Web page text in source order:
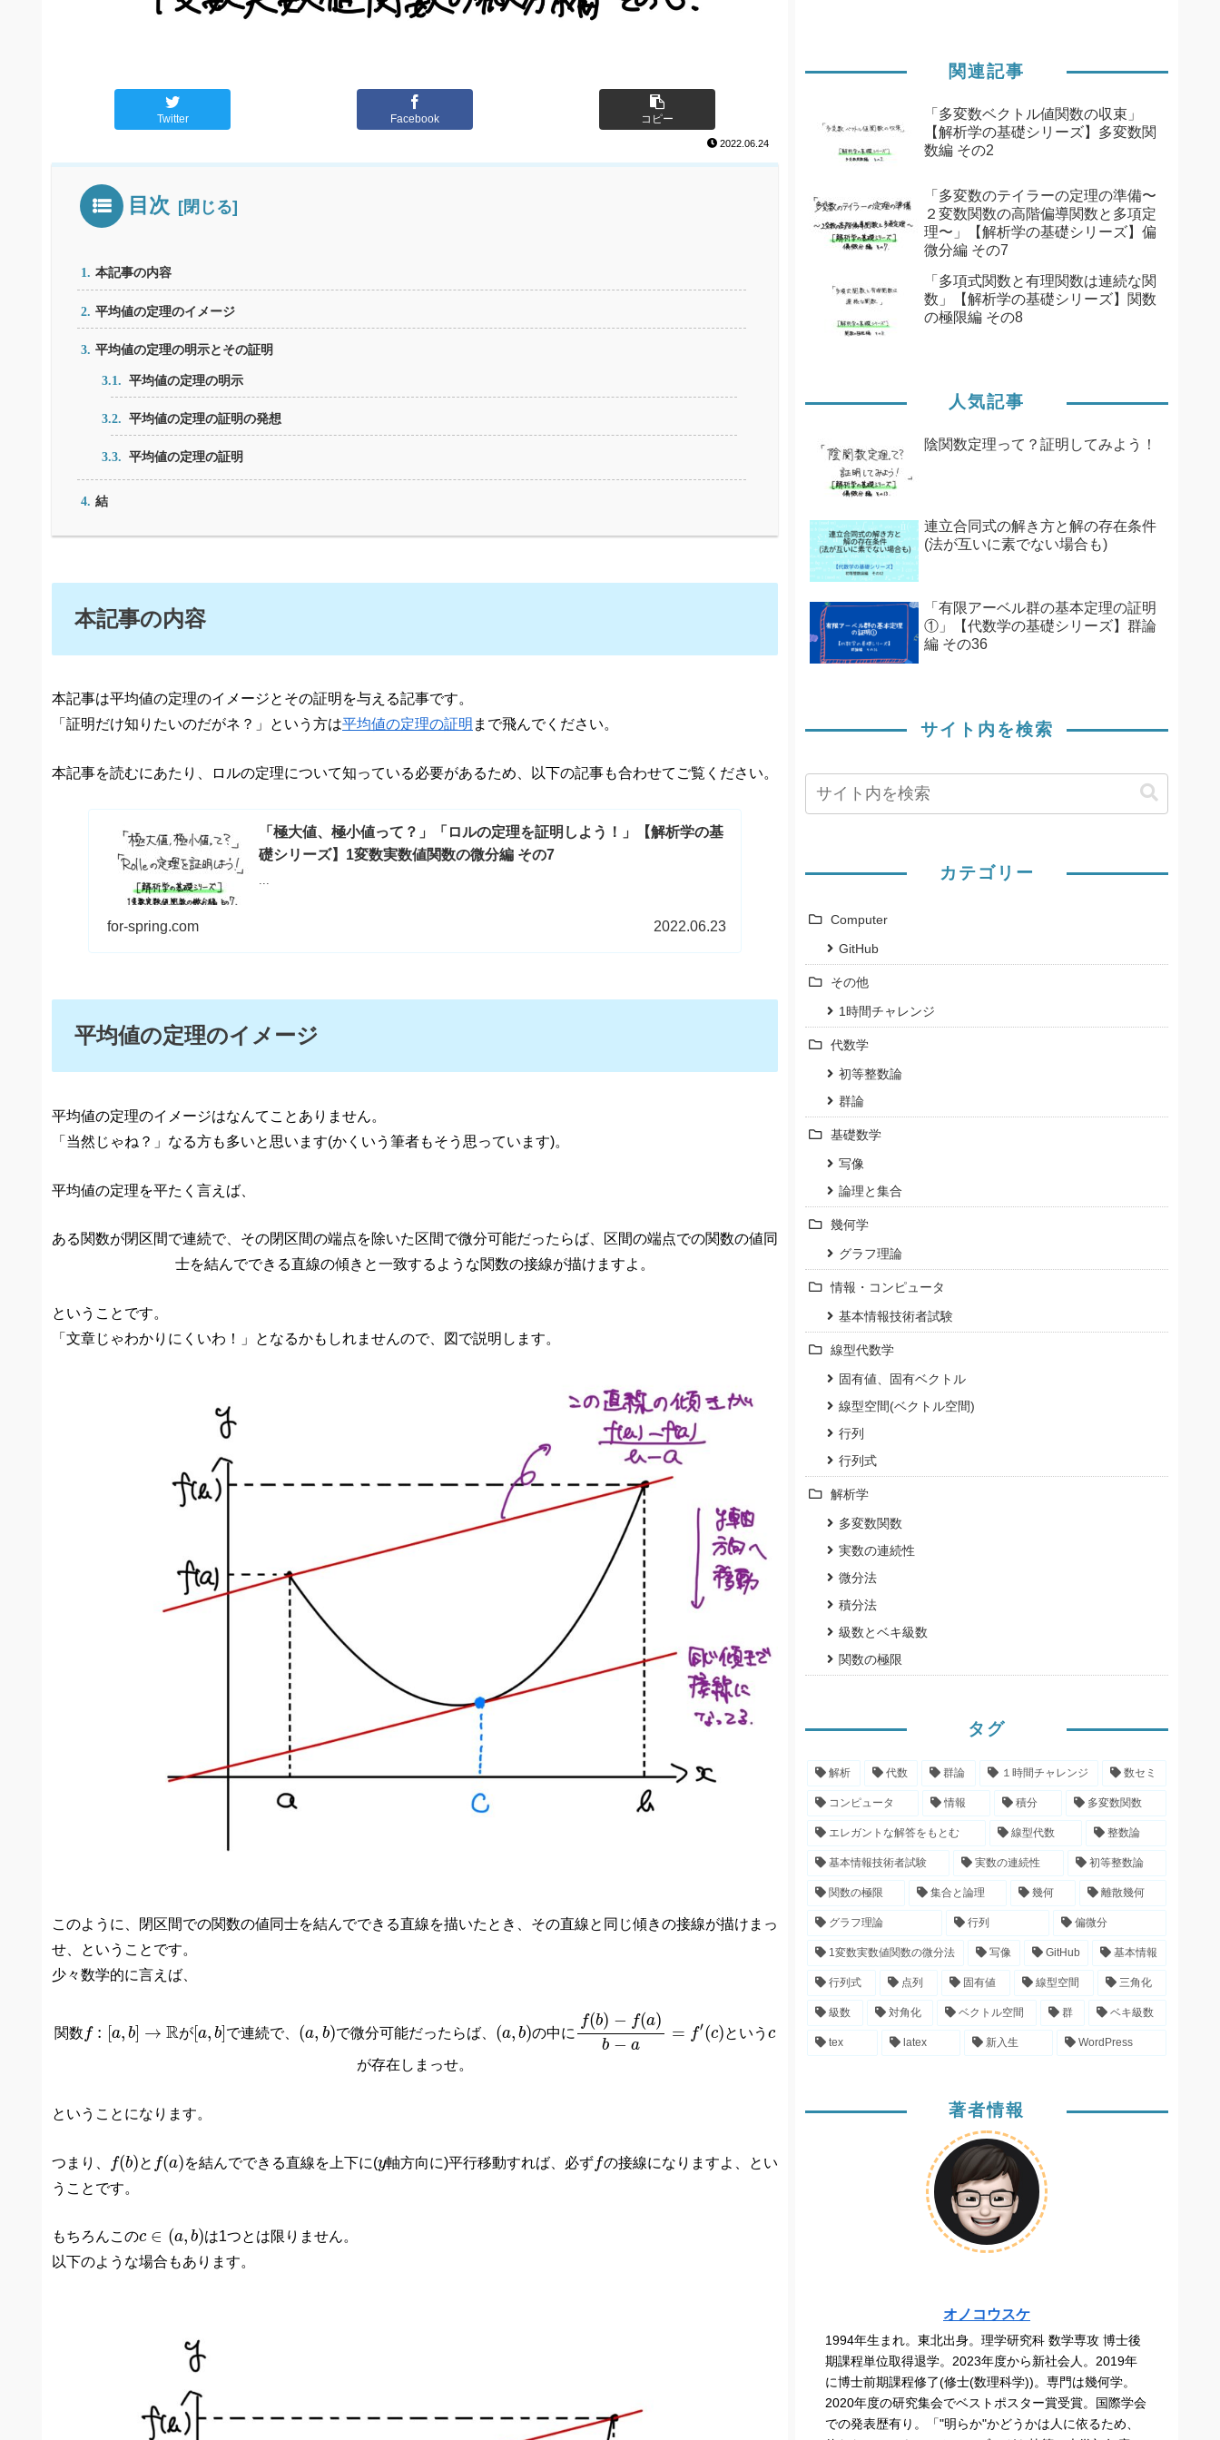
Twitter Facebook コピー
2022.06.24
目次
本記事の内容
平均値の定理のイメージ
平均値の定理の明示とその証明
平均値の定理の明示
平均値の定理の証明の発想
平均値の定理の証明
結
本記事の内容
本記事は平均値の定理のイメージとその証明を与える記事です。
「証明だけ知りたいのだがネ？」という方は平均値の定理の証明 まで飛んでください。
本記事を読むにあたり、ロルの定理について知っている必要があるため、以下の記事も合わせてご覧ください。
「極大値、極小値って？」「ロルの定理を証明しよう！」【解析学の基
礎シリーズ】1変数実数値関数の微分編 その7
...
for-spring.com 2022.06.23
平均値の定理のイメージ
平均値の定理のイメージはなんてことありません。
「当然じゃね？」なる方も多いと思います(かくいう筆者もそう思っています)。
平均値の定理を平たく言えば、
ある関数が閉区間で連続で、その閉区間の端点を除いた区間で微分可能だったらば、区間の端点での関数の値同
士を結んでできる直線の傾きと一致するような関数の接線が描けますよ。
ということです。
「文章じゃわかりにくいわ！」となるかもしれませんので、図で説明します。
このように、閉区間での関数の値同士を結んでできる直線を描いたとき、その直線と同じ傾きの接線が描けまっ
せ、ということです。
少々数学的に言えば、
関数 f : [a, b] → R
:[ ,b → が[a, b]
[ b]で連続で、 (a, b)
( b)で微分可能だったらば、 (a, b)
(a b)の中に
f(b) − f(a)
b − a
= f′(c)
b)− b a
というc
c
が存在しまっせ。
ということになります。
つまり、 f(b)
(b) と f(a)
(a ) を結んでできる直線を上下に(y
y軸方向に)平行移動すれば、必ずfの接線になりますよ、とい
うことです。
もちろんこのc ∈ (a, b)
a )
は1つとは限りません。
以下のような場合もあります。
関連記事
「多変数ベクトル値関数の収束」
【解析学の基礎シリーズ】多変数関
数編 その2
「多変数のテイラーの定理の準備〜
２変数関数の高階偏導関数と多項定
理〜」【解析学の基礎シリーズ】偏
微分編 その7
「多項式関数と有理関数は連続な関
数」【解析学の基礎シリーズ】関数
の極限編 その8
人気記事
陰関数定理って？証明してみよう！
連立合同式の解き方と解の存在条件
(法が互いに素でない場合も)
「有限アーベル群の基本定理の証明
①」【代数学の基礎シリーズ】群論
編 その36
サイト内を検索
カテゴリー
Computer
GitHub
その他
1時間チャレンジ
代数学
初等整数論
群論
基礎数学
写像
論理と集合
幾何学
グラフ理論
情報・コンピュータ
基本情報技術者試験
線型代数学
固有値、固有ベクトル
線型空間(ベクトル空間)
行列
行列式
解析学
多変数関数
実数の連続性
微分法
積分法
級数とベキ級数
関数の極限
タグ
解析 代数 群論 １時間チャレンジ 数セミ
コンピュータ 情報 積分 多変数関数
エレガントな解答をもとむ 線型代数 整数論
基本情報技術者試験 実数の連続性 初等整数論
関数の極限 集合と論理 幾何 離散幾何
グラフ理論 行列 偏微分
1変数実数値関数の微分法 写像 GitHub 基本情報
行列式 点列 固有値 線型空間 三角化
級数 対角化 ベクトル空間 群 ベキ級数
tex latex 新入生 WordPress
著者情報
オノコウスケ
1994年生まれ。東北出身。理学研究科 数学専攻 博士後
期課程単位取得退学。2023年度から新社会人。2019年
に博士前期課程修了(修士(数理科学))。専門は幾何学。
2020年度の研究集会でベストポスター賞受賞。国際学会
での発表歴有り。「"明らか"かどうかは人に依るため、